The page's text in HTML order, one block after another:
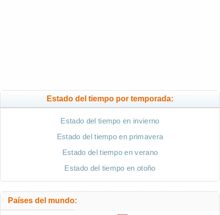
Estado del tiempo por temporada:
Estado del tiempo en invierno
Estado del tiempo en primavera
Estado del tiempo en verano
Estado del tiempo en otoño
Países del mundo: